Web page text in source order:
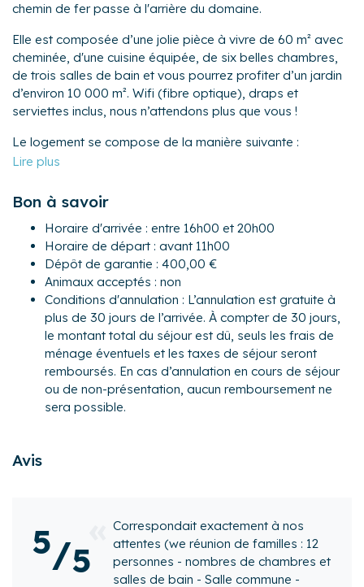
chemin de fer passe à l'arrière du domaine.
Elle est composée d’une jolie pièce à vivre de 60 m² avec
cheminée, d'une cuisine équipée, de six belles chambres,
de trois salles de bain et vous pourrez profiter d’un jardin
d’environ 10 000 m². Wifi (fibre optique), draps et
serviettes inclus, nous n’attendons plus que vous !
Le logement se compose de la manière suivante :
Au sous-sol :
linge
Au rez-de-chaussée :
- Une pièce de vie de 60 m² avec TV, cheminée (bois offert
gratuitement)
- Un espace repas
- Une cuisine équipée avec notamment : bouilloire
électrique, four, four à micro-ondes, grille-pain, lave-
vaisselle, plaques de cuisson...
- Un WC séparé
Au premier étage :
- Chambre 1 : avec un lit queen-size (160×200) et un balcon
- Chambre 2 : avec un lit queen-size (160×190) et un balcon
- Deux salles de bain avec douche, baignoire et WC
- Chambre 5 : avec un lit double (140×200)
- Chambre 6 : avec un lit simple
- Une salle de bains avec baignoire, WC
Bon à savoir
Horaire d'arrivée : entre 16h00 et 20h00
Horaire de départ : avant 11h00
Dépôt de garantie : 400,00 €
Animaux acceptés : non
Conditions d'annulation : L’annulation est gratuite à
plus de 30 jours de l’arrivée. À compter de 30 jours,
le montant total du séjour est dû, seuls les frais de
ménage éventuels et les taxes de séjour seront
remboursés. En cas d’annulation en cours de séjour
ou de non-présentation, aucun remboursement ne
sera possible.
Avis
de familles : 12
de chambres et
5/5
Une maison
idyllique. Nous
merveilleux
au sein de cette